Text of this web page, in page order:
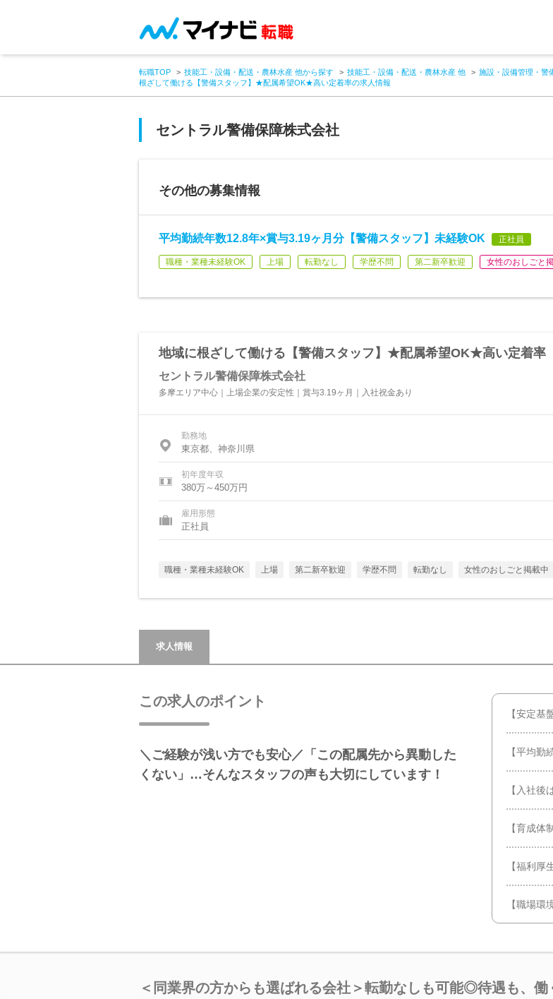
転職TOP 技能工・設備・配送・農林水産 他から探す 技能工・設備・配送・農林水産 他 施設・設備管理・警
根ざして働ける【警備スタッフ】★配属希望OK★高い定着率の求人情報
セントラル警備保障株式会社
その他の募集情報
平均勤続年数12.8年×賞与3.19ヶ月分【警備スタッフ】未経験OK 正社員
職種・業種未経験OK 上場 転勤なし 学歴不問 第二新卒歓迎 女性のおしごと
地域に根ざして働ける【警備スタッフ】★配属希望OK★高い定着率
セントラル警備保障株式会社
多摩エリア中心｜上場企業の安定性｜賞与3.19ヶ月｜入社祝金あり
勤務地
東京都、神奈川県
初年度年収
380万～450万円
雇用形態
正社員
職種・業種未経験OK 上場 第二新卒歓迎 学歴不問 転勤なし 女性のおしごと掲載中
求人情報
この求人のポイント
＼ご経験が浅い方でも安心／「この配属先から異動した
くない」…そんなスタッフの声も大切にしています！
【安定基
【平均勤
【入社
【育成
【福利厚
【職場
＜同業界の方からも選ばれる会社＞転勤なしも可能◎待遇も、働